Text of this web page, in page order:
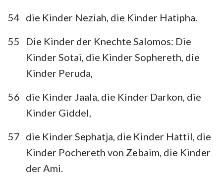
54 die Kinder Neziah, die Kinder Hatipha.
55
Die Kinder der Knechte Salomos: Die
Kinder Sotai, die Kinder Sophereth, die
Kinder Peruda,
56 die Kinder Jaala, die Kinder Darkon, die
Kinder Giddel,
57 die Kinder Sephatja, die Kinder Hattil, die
Kinder Pochereth von Zebaim, die Kinder
der Ami.